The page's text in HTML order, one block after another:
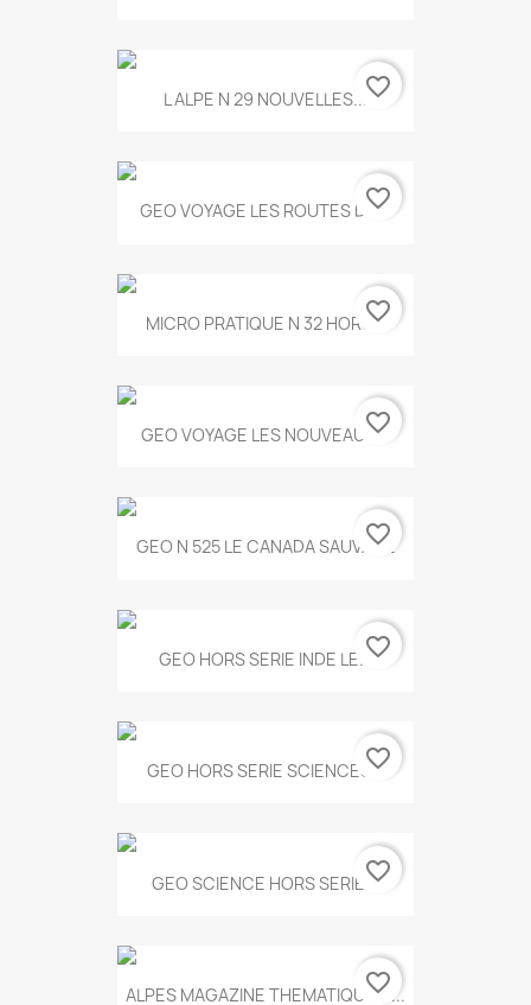
L ALPE N 29 NOUVELLES...favorite_border
GEO VOYAGE LES ROUTES DE...
favorite_border
MICRO PRATIQUE N 32 HORS...
favorite_border
GEO VOYAGE LES NOUVEAUX...
favorite_border
GEO N 525 LE CANADA SAUVAGE
favorite_border
GEO HORS SERIE INDE LE...favorite_border
GEO HORS SERIE SCIENCES...
favorite_border
GEO SCIENCE HORS SERIE...favorite_border
ALPES MAGAZINE THEMATIQUE N...
favorite_border